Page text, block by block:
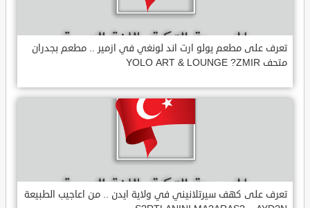
تعرف على مطعم يولو ارت اند لونغي في ازمير .. مطعم بجدران
متحف YOLO ART & LOUNGE ?ZMIR
تعرف على كهف سيرتلانيني في ولاية ايدن .. من اعاجيب الطبيعة